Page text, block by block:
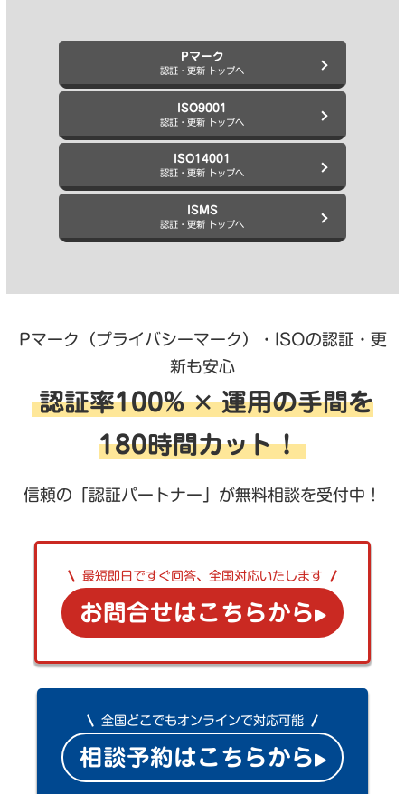
Pマーク
認証・更新 トップへ
ISO9001
認証・更新 トップへ
ISO14001
認証・更新 トップへ
ISMS
認証・更新 トップへ
Pマーク（プライバシーマーク）・ISOの認証・更
新も安心
認証率100% ✕ 運用の手間を
180時間カット！
信頼の「認証パートナー」が無料相談を受付中！
最短即日ですぐ回答、全国対応いたします
お問合せはこちらから
全国どこでもオンラインで対応可能
相談予約はこちらから